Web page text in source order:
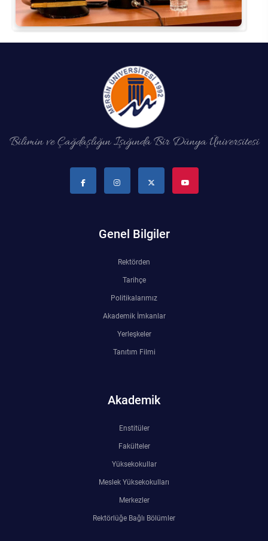
Bilimin ve Çağdaşlığın Işığında Bir Dünya Üniversitesi
Genel Bilgiler
Rektörden
Tarihçe
Politikalarımız
Akademik İmkanlar
Yerleşkeler
Tanıtım Filmi
Akademik
Enstitüler
Fakülteler
Yüksekokullar
Meslek Yüksekokulları
Merkezler
Rektörlüğe Bağlı Bölümler